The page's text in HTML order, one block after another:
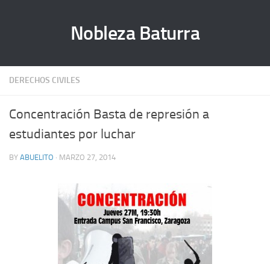
Nobleza Baturra
DERECHOS CIVILES
Concentración Basta de represión a
estudiantes por luchar
BY ABUELITO · MARZO 27, 2014